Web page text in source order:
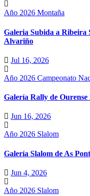
Año 2026 Montaña
Galeria Subida a Ribeira
Alvariño
Jul 16, 2026
Año 2026 Campeonato
Galería Rally de Ourense
Jun 16, 2026
Año 2026 Slalom
Galería Slalom de As
Jun 4, 2026
Año 2026 Slalom